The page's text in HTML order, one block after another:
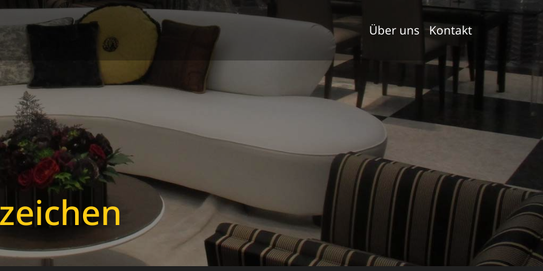
Über uns Kontakt
zeichen